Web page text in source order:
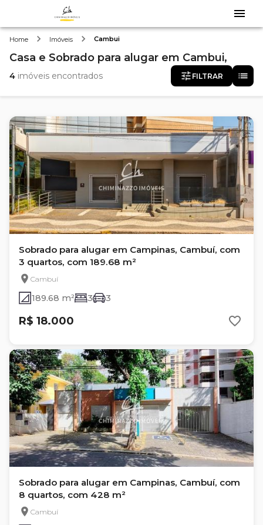
Home Imóveis Cambui
Casa e Sobrado para alugar em Cambui,
4 imóveis encontrados FILTRAR
Sobrado para alugar em Campinas, Cambuí, com
3 quartos, com 189.68 m²
Cambuí
189.68 m² 3 3
R$ 18.000
Sobrado para alugar em Campinas, Cambuí, com
8 quartos, com 428 m²
Cambuí